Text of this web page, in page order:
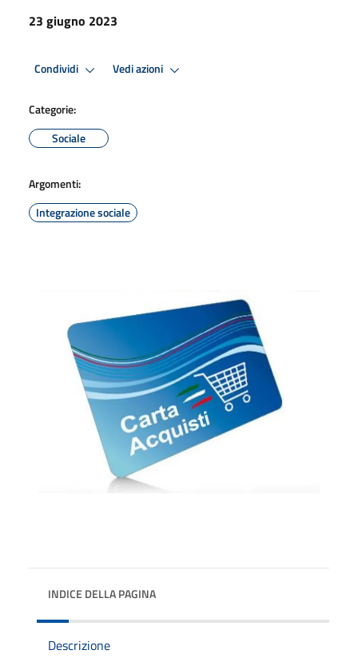
23 giugno 2023
Condividi Vedi azioni
Categorie:
Sociale
Argomenti:
Integrazione sociale
INDICE DELLA PAGINA
Descrizione